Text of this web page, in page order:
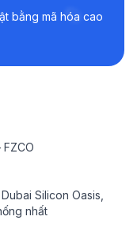
bằng mã hóa cao
Silicon Oasis,
nhất